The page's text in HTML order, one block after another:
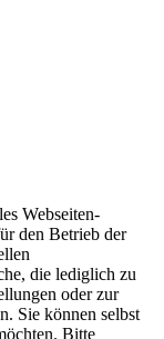
Webseiten-
den Betrieb der
die lediglich zu
oder zur
Sie können selbst
Bitte